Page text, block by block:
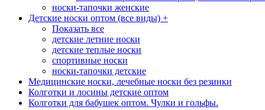
носки-тапочки женские
Детские носки оптом (все виды) +
Показать все
детские летние носки
детские теплые носки
спортивные носки
носки-тапочки детские
Медицинские носки, лечебные носки без резинки
Колготки и лосины детские оптом
Колготки для бабушек оптом. Чулки и гольфы.